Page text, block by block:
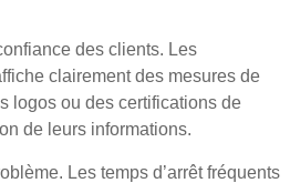
des clients. Les
clairement des mesures de
logos ou des certifications de
de leurs informations.
Les temps d’arrêt fréquents